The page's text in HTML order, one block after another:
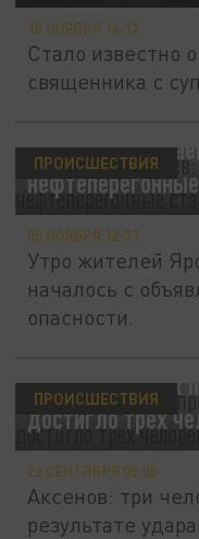
15 НОЯБРЯ 16:12
Стало известно
священника с
Губернатор
ПРОИСШЕСТВИЯ
05 НОЯБРЯ 12:31
Утро жителей
началось с
опасности.
Число погибших
достигло трех
ПРОИСШЕСТВИЯ
22 СЕНТЯБРЯ 05:05
Аксенов: три
результате